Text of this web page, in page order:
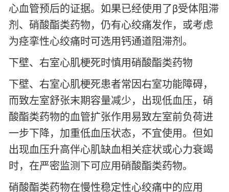
心血管预后的证据。如果已经使用了β受体阻滞
剂、硝酸酯类药物，仍有心绞痛发作，或考虑
为痉挛性心绞痛时可选用钙通道阻滞剂。
下壁、右室心肌梗死时慎用硝酸酯类药物
下壁、右室心肌梗死患者常因右室功能障碍，
而致左室舒张末期容量减少，出现低血压，硝
酸酯类药物的血管扩张作用易致左室前负荷进
一步下降，加重低血压状态，不宜使用。但如
出现血压升高伴心肌缺血相关症状或心力衰竭
时，在严密监测下可应用硝酸酯类药物。
硝酸酯类药物在慢性稳定性心绞痛中的应用